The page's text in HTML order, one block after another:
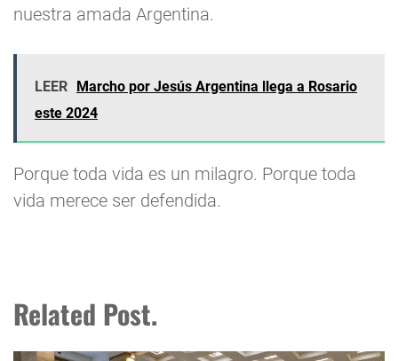
nuestra amada Argentina.
LEER
Marcho por Jesús Argentina llega a Rosario
este 2024
Porque toda vida es un milagro. Porque toda
vida merece ser defendida.
Related Post.